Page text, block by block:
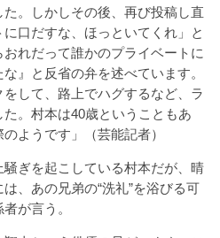
。しかしその後、再び投稿し直
口だすな、ほっといてくれ」と
れだって誰かのプライベートに
』と反省の弁を述べています。
して、路上でハグするなど、ラ
。村本は40歳ということもあ
ようです」（芸能記者）
ぎを起こしている村本だが、晴
、あの兄弟の“洗礼”を浴びる可
が言う。